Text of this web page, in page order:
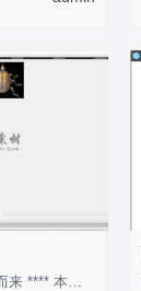
本工具由网络获取而来 **** 本内容被作者隐藏 ****